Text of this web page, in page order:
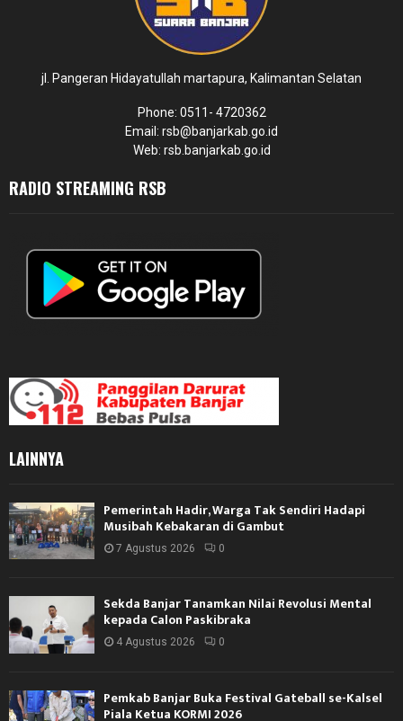
jl. Pangeran Hidayatullah martapura, Kalimantan Selatan
Phone: 0511- 4720362
Email: rsb@banjarkab.go.id
Web: rsb.banjarkab.go.id
RADIO STREAMING RSB
LAINNYA
Pemerintah Hadir, Warga Tak Sendiri Hadapi
Musibah Kebakaran di Gambut
7 Agustus 2026 0
Sekda Banjar Tanamkan Nilai Revolusi Mental
kepada Calon Paskibraka
4 Agustus 2026 0
Pemkab Banjar Buka Festival Gateball se-Kalsel
Piala Ketua KORMI 2026